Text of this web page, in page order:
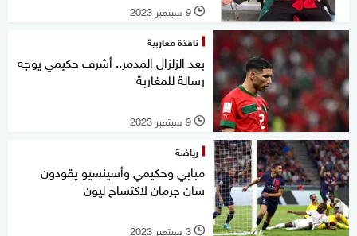
l 9 سبتمبر 2023
نافذة مغاربية
بعد الزلزال المدمر.. أشرف حكيمي يوجه
رسالة للمغاربة
l 9 سبتمبر 2023
رياضة
مبابي وحكيمي وأسينسيو يقودون
سان جرمان لاكتساح ليون
l 3 سبتمبر 2023